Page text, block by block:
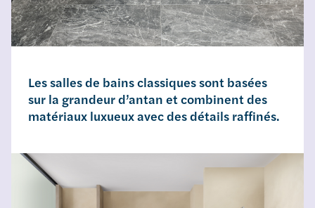
Les salles de bains classiques sont basées
sur la grandeur d’antan et combinent des
matériaux luxueux avec des détails raffinés.